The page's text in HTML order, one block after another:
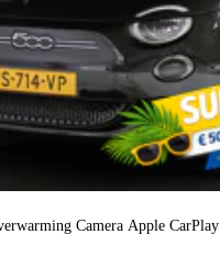
Camera Apple CarPlay